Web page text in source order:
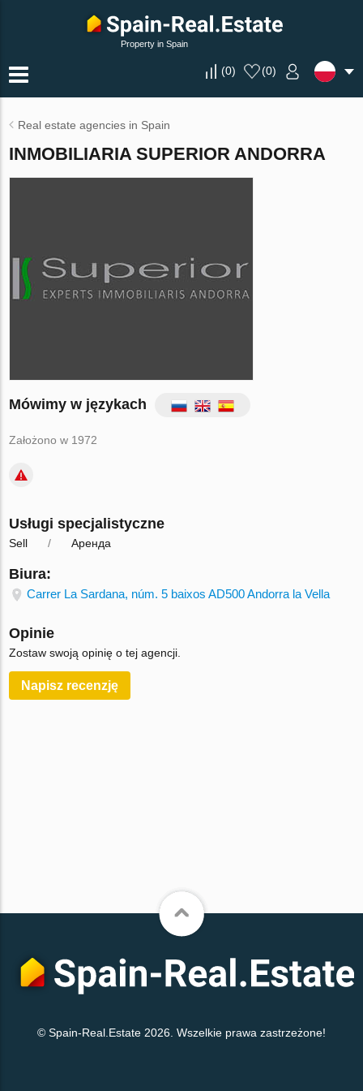
Property in Spain
(0) (0)
Real estate agencies in Spain
INMOBILIARIA SUPERIOR ANDORRA
Mówimy w językach
Założono w 1972
Usługi specjalistyczne
Sell Аренда
Biura:
Carrer La Sardana, núm. 5 baixos AD500 Andorra la Vella
Opinie
Zostaw swoją opinię o tej agencji.
Napisz recenzję
© Spain-Real.Estate 2026. Wszelkie prawa zastrzeżone!